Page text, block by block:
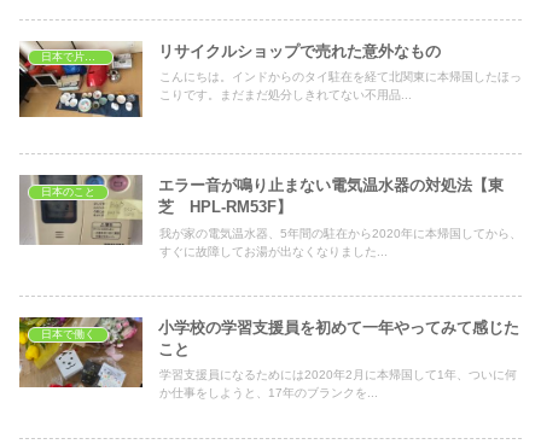
日本で片付け掃除 リサイクルショップで売れた意外なもの
こんにちは。インドからのタイ駐在を経て北関東に本帰国したほっ
こりです。まだまだ処分しきれてない不用品...
日本のこと
エラー音が鳴り止まない電気温水器の対処法【東
芝 HPL-RM53F】
我が家の電気温水器、5年間の駐在から2020年に本帰国してから、
すぐに故障してお湯が出なくなりました...
日本で働く
小学校の学習支援員を初めて一年やってみて感じた
こと
学習支援員になるためには2020年2月に本帰国して1年、ついに何
か仕事をしようと、17年のブランクを...